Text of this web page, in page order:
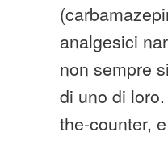
analgesici
non sempre
di uno di
the-counter,